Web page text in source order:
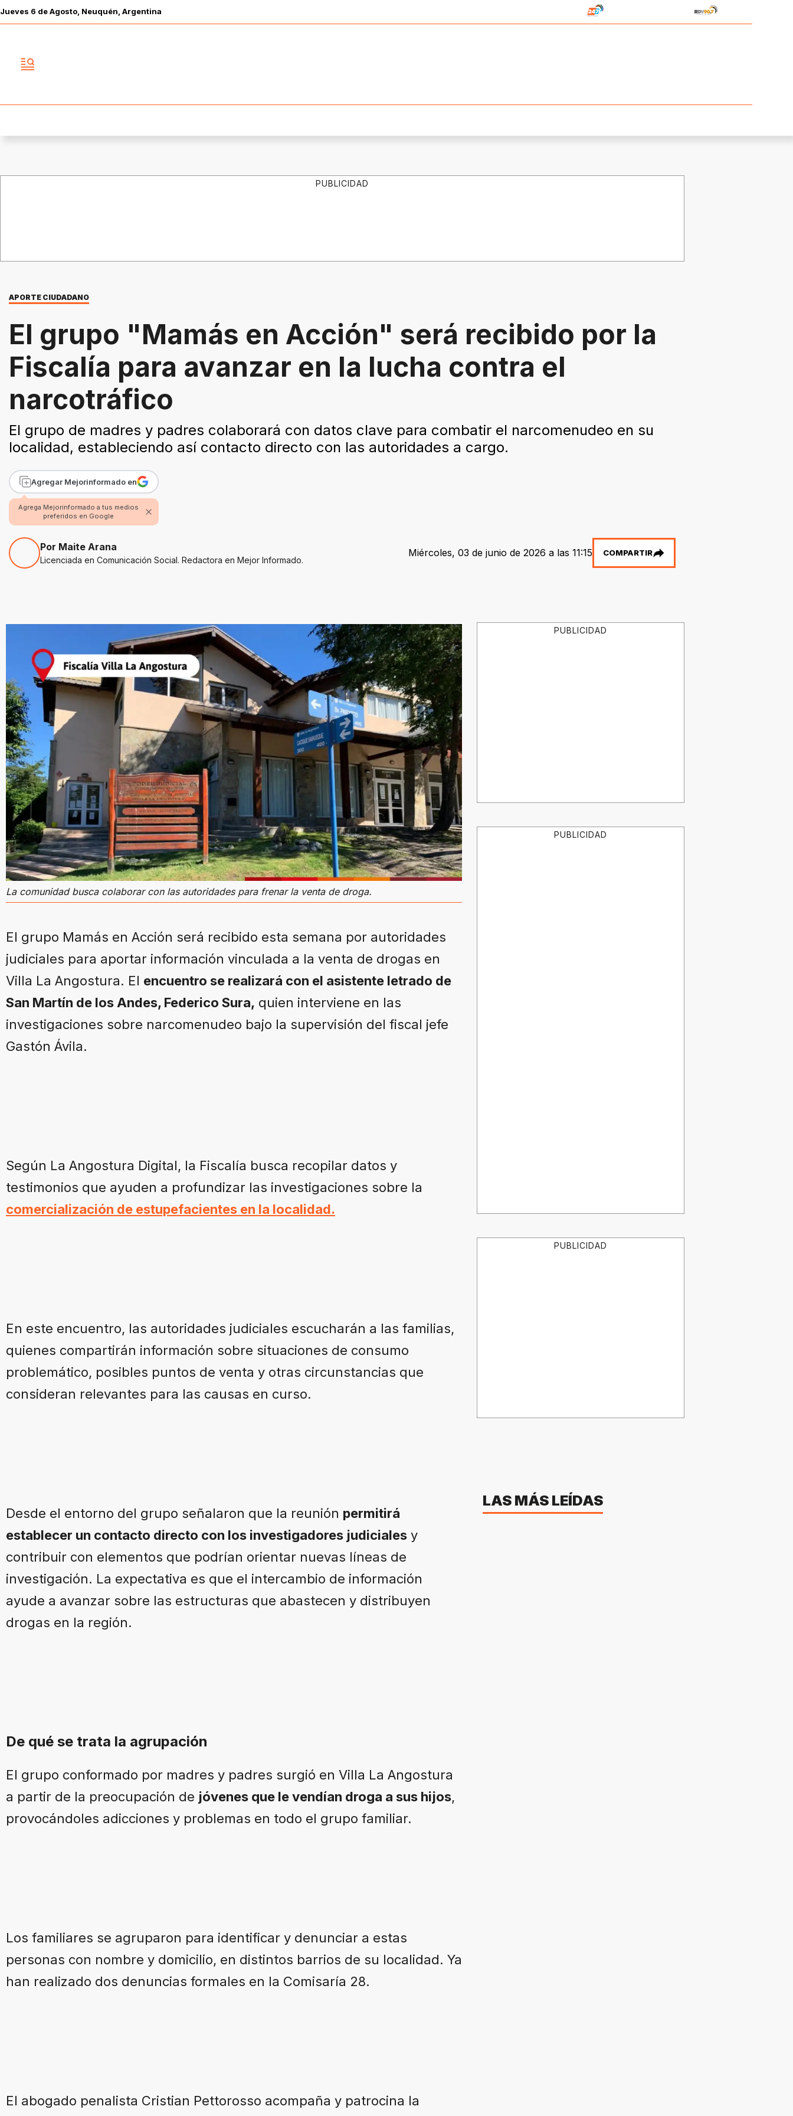
Jueves 6 deAgosto , Neuquén, Argentina
PUBLICIDAD
APORTE CIUDADANO
El grupo "Mamás en Acción" será recibido por la
Fiscalía para avanzar en la lucha contra el
narcotráfico
El grupo de madres y padres colaborará con datos clave para combatir el narcomenudeo en su
localidad, estableciendo así contacto directo con las autoridades a cargo.
Agregar Mejorinformado en
Agrega Mejorinformado a tus medios
preferidos en Google
Por Maite Arana
Licenciada en Comunicación Social. Redactora en Mejor Informado.
Miércoles, 03 de junio de 2026 a las 11:15 COMPARTIR
La comunidad busca colaborar con las autoridades para frenar la venta de droga.
El grupo Mamás en Acción será recibido esta semana por autoridades
judiciales para aportar información vinculada a la venta de drogas en
Villa La Angostura. El encuentro se realizará con el asistente letrado de
San Martín de los Andes, Federico Sura, quien interviene en las
investigaciones sobre narcomenudeo bajo la supervisión del fiscal jefe
Gastón Ávila.
Según La Angostura Digital, la Fiscalía busca recopilar datos y
testimonios que ayuden a profundizar las investigaciones sobre la
comercialización de estupefacientes en la localidad.
En este encuentro, las autoridades judiciales escucharán a las familias,
quienes compartirán información sobre situaciones de consumo
problemático, posibles puntos de venta y otras circunstancias que
consideran relevantes para las causas en curso.
Desde el entorno del grupo señalaron que la reunión permitirá
establecer un contacto directo con los investigadores judiciales y
contribuir con elementos que podrían orientar nuevas líneas de
investigación. La expectativa es que el intercambio de información
ayude a avanzar sobre las estructuras que abastecen y distribuyen
drogas en la región.
De qué se trata la agrupación
El grupo conformado por madres y padres surgió en Villa La Angostura
a partir de la preocupación de jóvenes que le vendían droga a sus hijos,
provocándoles adicciones y problemas en todo el grupo familiar.
Los familiares se agruparon para identificar y denunciar a estas
personas con nombre y domicilio, en distintos barrios de su localidad. Ya
han realizado dos denuncias formales en la Comisaría 28.
El abogado penalista Cristian Pettorosso acompaña y patrocina la
PUBLICIDAD
PUBLICIDAD
PUBLICIDAD
LAS MÁS LEÍDAS